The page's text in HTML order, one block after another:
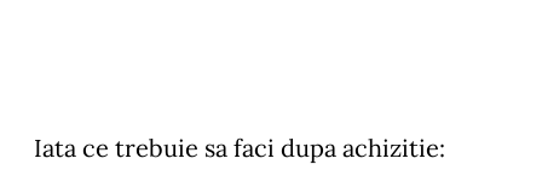
Iata ce trebuie sa faci dupa achizitie: